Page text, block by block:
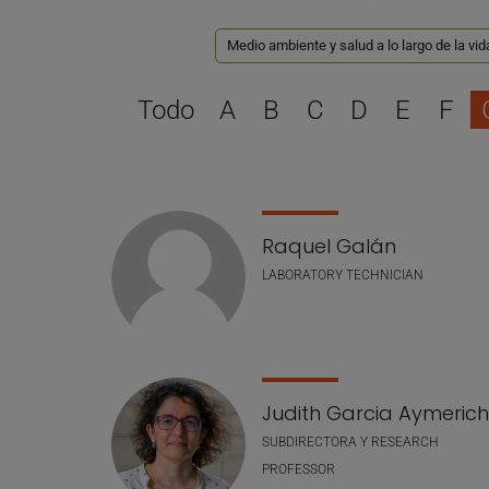
Medio ambiente y salud a lo largo de la
Todo A B C D E F
Lista de personal
Raquel Galán
LABORATORY TECHNICIAN
Judith Garcia Aymerich
SUBDIRECTORA Y RESEARCH
PROFESSOR